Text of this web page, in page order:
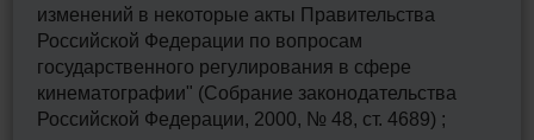
изменений в некоторые акты Правительства
Российской Федерации по вопросам
государственного регулирования в сфере
кинематографии" (Собрание законодательства
Российской Федерации, 2000, № 48, ст. 4689) ;